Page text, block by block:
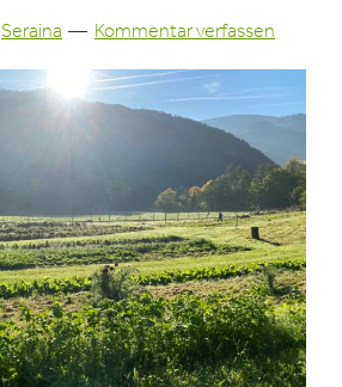
Seraina Kommentar verfassen